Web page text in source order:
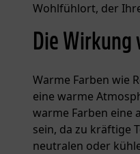
Wohlfühlort, der
Die Wirkung
Warme Farben wie
eine warme
warme Farben eine
sein, da zu kräftige
neutralen oder